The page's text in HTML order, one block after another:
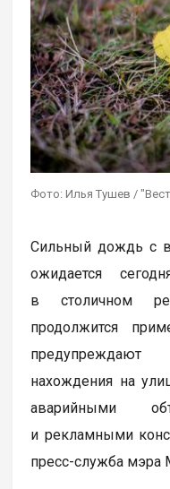
Фото: Илья Тушев /
Сильный дождь с
ожидается
в столичном
продолжится
нахождения на
аварийными
и рекламными
пресс-служба мэра